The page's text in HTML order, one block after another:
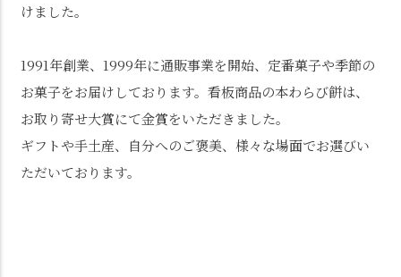
けました。
1991年創業、1999年に通販事業を開始、定番菓子や季節の
お菓子をお届けしております。看板商品の本わらび餅は、
お取り寄せ大賞にて金賞をいただきました。
ギフトや手土産、自分へのご褒美、様々な場面でお選びい
ただいております。